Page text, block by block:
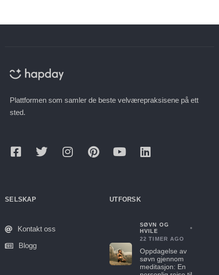
Plattformen som samler de beste velværepraksisene på ett
sted.
SELSKAP
Kontakt oss
Blogg
UTFORSK
SØVN OG
HVILE
22 TIMER AGO
Oppdagelse av
søvn gjennom
meditasjon: En